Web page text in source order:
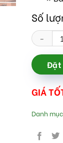
Số
Màn sáo
Đặt
GIÁ
Danh